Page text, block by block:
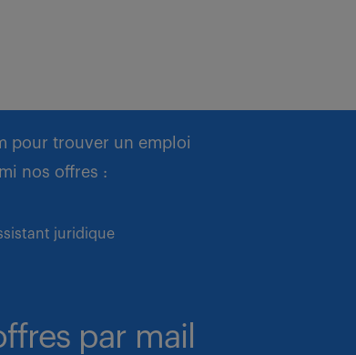
pour trouver un emploi
nos offres :
juridique
par mail